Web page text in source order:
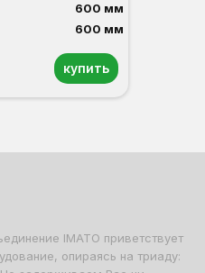
600 мм
600 мм
купить
IMATO приветствует
опираясь на триаду: